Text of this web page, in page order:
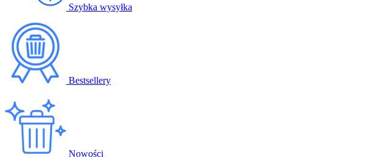
Szybka wysyłka
Bestsellery
Nowości